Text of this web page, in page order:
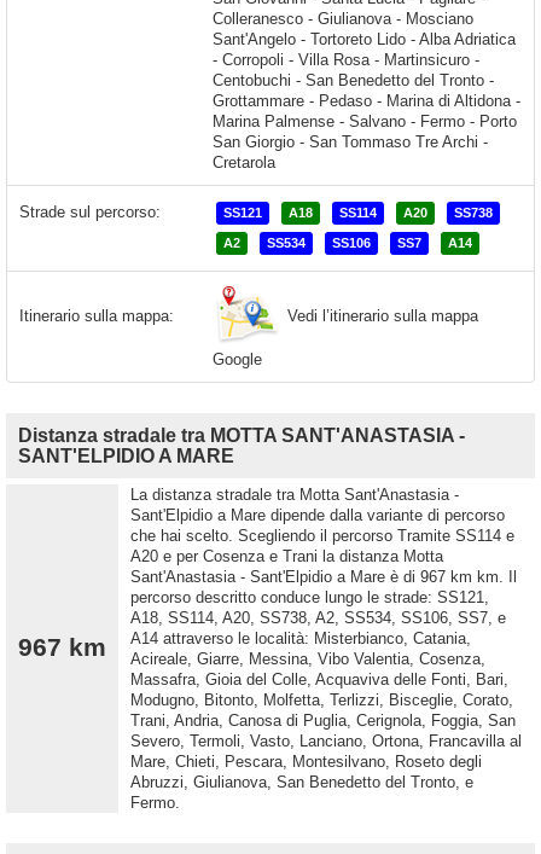
Strade sul percorso: SS121 A18 SS114 A20 SS738
A2 SS534 SS106 SS7 A14
Itinerario sulla mappa: Vedi l’itinerario sulla mappa
Google
Distanza stradale tra MOTTA SANT'ANASTASIA -
SANT'ELPIDIO A MARE
967 km
La distanza stradale tra Motta Sant'Anastasia -
Sant'Elpidio a Mare dipende dalla variante di percorso
che hai scelto. Scegliendo il percorso Tramite SS114 e
A20 e per Cosenza e Trani la distanza Motta
Sant'Anastasia - Sant'Elpidio a Mare è di 967 km km. Il
percorso descritto conduce lungo le strade: SS121,
A18, SS114, A20, SS738, A2, SS534, SS106, SS7, e
A14 attraverso le località: Misterbianco, Catania,
Acireale, Giarre, Messina, Vibo Valentia, Cosenza,
Massafra, Gioia del Colle, Acquaviva delle Fonti, Bari,
Modugno, Bitonto, Molfetta, Terlizzi, Bisceglie, Corato,
Trani, Andria, Canosa di Puglia, Cerignola, Foggia, San
Severo, Termoli, Vasto, Lanciano, Ortona, Francavilla al
Mare, Chieti, Pescara, Montesilvano, Roseto degli
Abruzzi, Giulianova, San Benedetto del Tronto, e
Fermo.